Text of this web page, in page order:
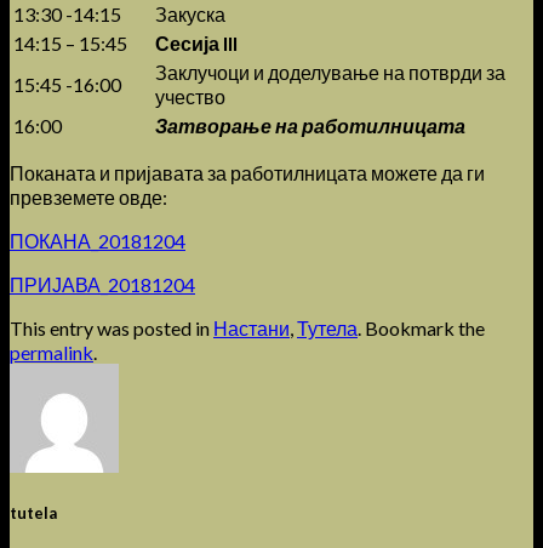
13:30 -14:15
Закуска
14:15 – 15:45
Сесија III
15:45 -16:00
Заклучоци и доделување на потврди за
учество
16:00
Затворање на работилницата
Поканата и пријавата за работилницата можете да ги
превземете овде:
ПОКАНА_20181204
ПРИЈАВА_20181204
This entry was posted in Настани,Тутела. Bookmark the
permalink.
tutela